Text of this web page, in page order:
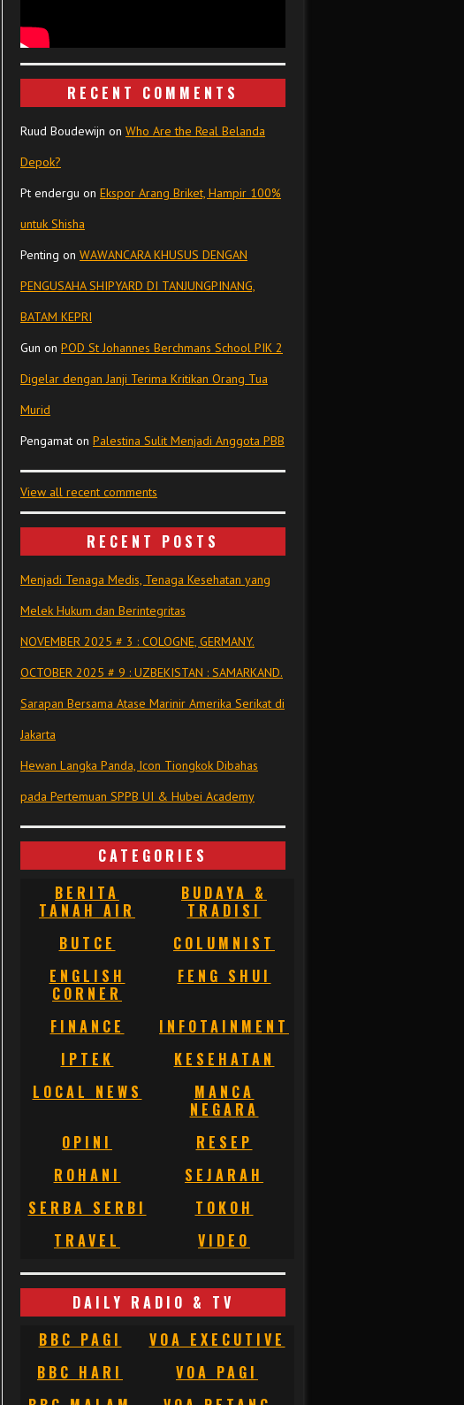
RECENT COMMENTS
Ruud Boudewijn on Who Are the Real Belanda
Depok?
Pt endergu on Ekspor Arang Briket, Hampir 100%
untuk Shisha
Penting on WAWANCARA KHUSUS DENGAN
PENGUSAHA SHIPYARD DI TANJUNGPINANG,
BATAM KEPRI
Gun on POD St Johannes Berchmans School PIK 2
Digelar dengan Janji Terima Kritikan Orang Tua
Murid
Pengamat on Palestina Sulit Menjadi Anggota PBB
View all recent comments
RECENT POSTS
Menjadi Tenaga Medis, Tenaga Kesehatan yang
Melek Hukum dan Berintegritas
NOVEMBER 2025 # 3 : COLOGNE, GERMANY.
OCTOBER 2025 # 9 : UZBEKISTAN : SAMARKAND.
Sarapan Bersama Atase Marinir Amerika Serikat di
Jakarta
Hewan Langka Panda, Icon Tiongkok Dibahas
pada Pertemuan SPPB UI & Hubei Academy
CATEGORIES
BERITA
TANAH AIR
BUDAYA &
TRADISI
BUTCE
COLUMNIST
ENGLISH
CORNER
FENG SHUI
FINANCE
INFOTAINMENT
IPTEK
KESEHATAN
LOCAL NEWS
MANCA
NEGARA
OPINI
RESEP
ROHANI
SEJARAH
SERBA SERBI
TOKOH
TRAVEL
VIDEO
DAILY RADIO & TV
BBC PAGI
VOA EXECUTIVE
BBC HARI
VOA PAGI